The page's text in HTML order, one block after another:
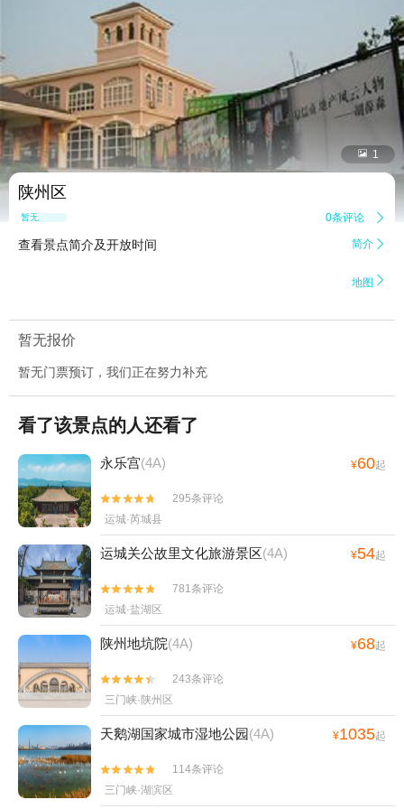
 1
陕州区
暂无点评 0条评论 
查看景点简介及开放时间 简介 
地图 
暂无报价
暂无门票预订，我们正在努力补充
看了该景点的人还看了
永乐宫(4A) ¥60起


295条评论
运城·芮城县
运城关公故里文化旅游景区(4A) ¥54起


781条评论
运城·盐湖区
陕州地坑院(4A) ¥68起


243条评论
三门峡·陕州区
天鹅湖国家城市湿地公园(4A) ¥1035起


114条评论
三门峡·湖滨区